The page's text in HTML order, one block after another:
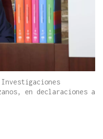
en declaraciones a